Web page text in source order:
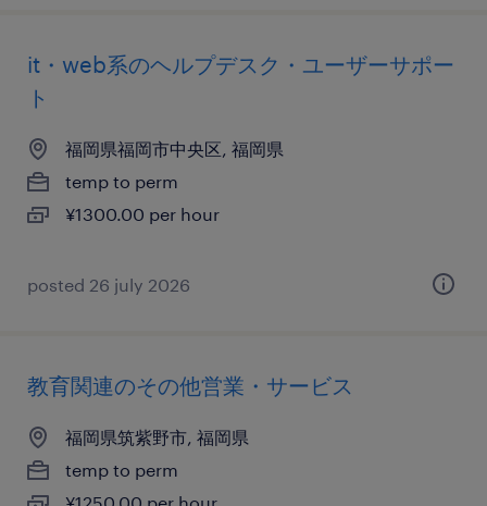
it・web系のヘルプデスク・ユーザーサポー
ト
福岡県福岡市中央区, 福岡県
temp to perm
¥1300.00 per hour
posted 26 july 2026
教育関連のその他営業・サービス
福岡県筑紫野市, 福岡県
temp to perm